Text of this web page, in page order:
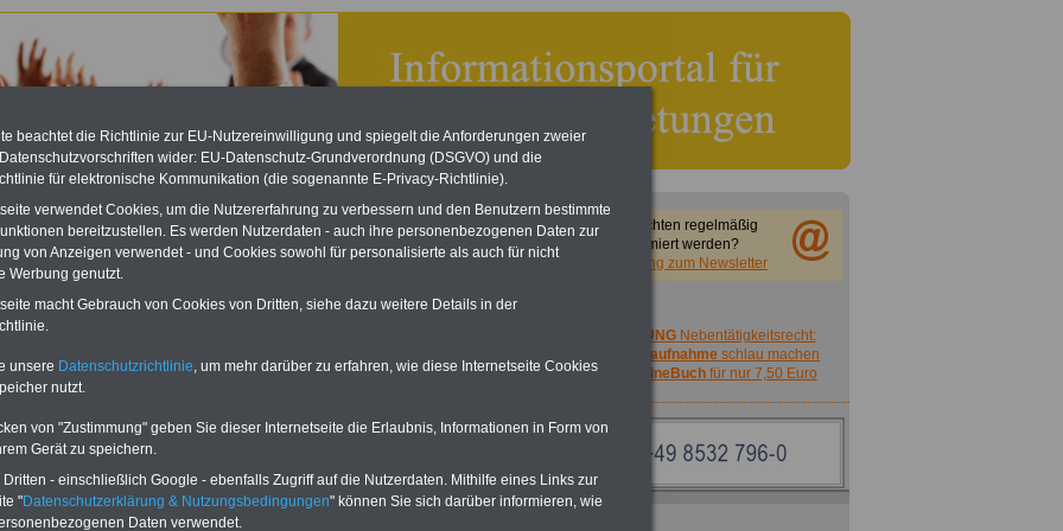
JAV: Gesamtbetriebsrat
ÖD neu aufgelegt
Das beliebte eBook wurde im
Mit allen Entgelttabellen für
sowie den Auszubildenden-
Sie möchten regelmäßig
informiert werden?
Anmeldung zum Newsletter
ACHTUNGNebentätigkeitsrecht:
vor Jobaufnahme schlau machen
OnlineBuchfür nur 7,50 Euro
beachtet die Richtlinie zur EU-Nutzereinwilligung und spiegelt die Anforderungen zweier
wider: EU-Datenschutz-Grundverordnung (DSGVO) und die
für elektronische Kommunikation (die sogenannte E-Privacy-Richtlinie).
verwendet Cookies, um die Nutzererfahrung zu verbessern und den Benutzern bestimmte
bereitzustellen. Es werden Nutzerdaten - auch ihre personenbezogenen Daten zur
von Anzeigen verwendet - und Cookies sowohl für personalisierte als auch für nicht
Werbung genutzt.
macht Gebrauch von Cookies von Dritten, siehe dazu weitere Details in der
unsere Datenschutzrichtlinie, um mehr darüber zu erfahren, wie diese Internetseite Cookies
nutzt.
von "Zustimmung" geben Sie dieser Internetseite die Erlaubnis, Informationen in Form von
Gerät zu speichern.
- einschließlich Google - ebenfalls Zugriff auf die Nutzerdaten. Mithilfe eines Links zur
"Datenschutzerklärung & Nutzungsbedingungen" können Sie sich darüber informieren, wie
Daten verwendet.